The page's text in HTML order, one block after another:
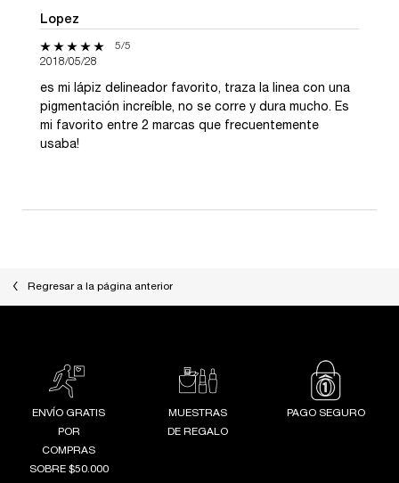
Lopez
5 de 5 estrellas.5/5
2018/05/28
es mi lápiz delineador favorito, traza la linea con una
pigmentación increíble, no se corre y dura mucho. Es
mi favorito entre 2 marcas que frecuentemente
usaba!
Regresar a la página anterior
ENVÍO GRATIS
POR
COMPRAS
SOBRE $50.000
MUESTRAS
DE REGALO
PAGO SEGURO